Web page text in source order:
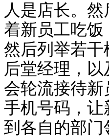
人是店长。
着新员工吃
然后列举若
后堂经理，
会轮流接待
手机号码，
到各自的部